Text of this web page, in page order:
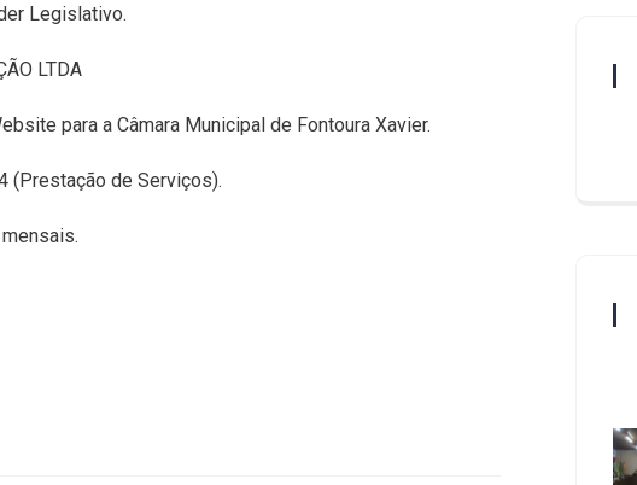
Legislativo.
LTDA
para a Câmara Municipal de Fontoura Xavier.
(Prestação de Serviços).